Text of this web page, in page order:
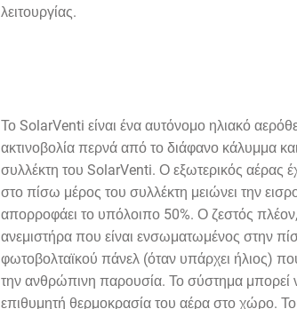
λειτουργίας.
Το SolarVenti είναι ένα αυτόνομο ηλιακό
ακτινοβολία περνά από το διάφανο κάλυμμα
συλλέκτη του SolarVenti. Ο εξωτερικός αέρας
στο πίσω μέρος του συλλέκτη μειώνει την
απορροφάει το υπόλοιπο 50%. Ο ζεστός
ανεμιστήρα που είναι ενσωματωμένος στην
φωτοβολταϊκού πάνελ (όταν υπάρχει ήλιος)
την ανθρώπινη παρουσία. Το σύστημα μπορεί
επιθυμητή θερμοκρασία του αέρα στο χώρο.